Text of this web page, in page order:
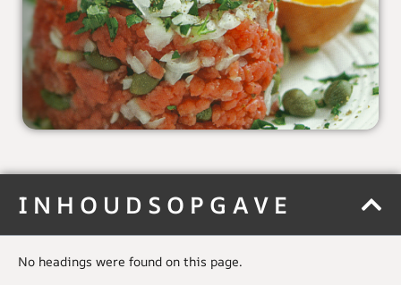
INHOUDSOPGAVE
No headings were found on this page.